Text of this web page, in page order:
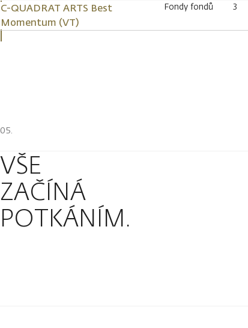
C-QUADRAT ARTS Best
Momentum (VT)
Fondy fondů 3
VŠE
ZAČÍNÁ
POTKÁNÍM.